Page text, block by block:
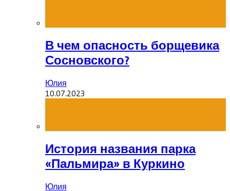
В чем опасность борщевика
Сосновского?
Юлия
10.07.2023
История названия парка
«Пальмира» в Куркино
Юлия